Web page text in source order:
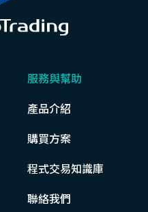
服務與幫助
產品介紹
購買方案
程式交易知識庫
聯絡我們